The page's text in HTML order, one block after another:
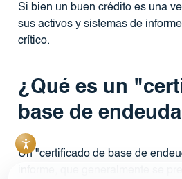
Si bien un buen crédito es una
sus activos y sistemas de
crítico.
¿Qué es un
base de
Un "certificado de base de